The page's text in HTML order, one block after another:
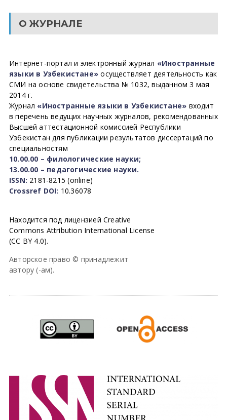
О ЖУРНАЛЕ
Интернет-портал и электронный журнал «Иностранные
языки в Узбекистане» осуществляет деятельность как
СМИ на основе свидетельства № 1032, выданном 3 мая
2014 г.
Журнал «Иностранные языки в Узбекистане» входит
в перечень ведущих научных журналов, рекомендованных
Высшей аттестационной комиссией Республики
Узбекистан для публикации результатов диссертаций по
специальностям
10.00.00 – филологические науки;
13.00.00 – педагогические науки.
ISSN: 2181-8215 (online)
Crossref DOI: 10.36078
Находится под лицензией Creative
Commons Attribution International License
(CC BY 4.0).
Авторское право © принадлежит
автору (-ам).